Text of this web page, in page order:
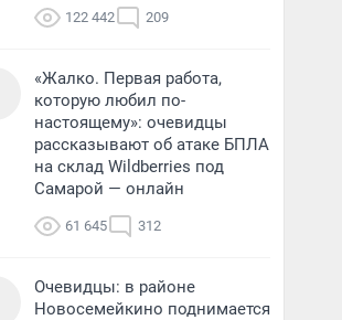
122 442 209
«Жалко. Первая работа,
которую любил по-
настоящему»: очевидцы
рассказывают об атаке БПЛА
на склад Wildberries под
Самарой — онлайн
61 645 312
Очевидцы: в районе
Новосемейкино поднимается